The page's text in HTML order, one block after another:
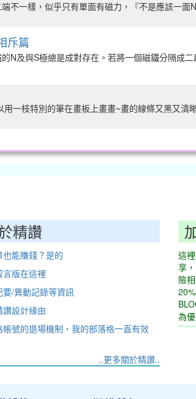
不一樣，似乎只有單面有磁力，『不是應該一面
斥篇
N及與S極總是成對存在。若將一個磁鐵分隔成
一枝特別的筆在畫板上畫畫~畫的線條又黑又清
精讚
也能賺錢？是的
言版在這裡
要/異動記錄等資訊
讚設計緣由
帳號的退場機制，我的部落格一直有效
..更多關於精讚..
這
享
險
為